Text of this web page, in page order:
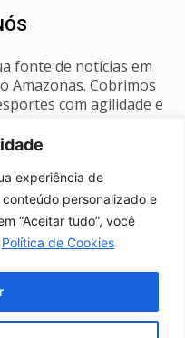
experiência de
personalizado e
“Aceitar tudo”, você
Política de Cookies
fonte de notícias em
Amazonas. Cobrimos
com agilidade e